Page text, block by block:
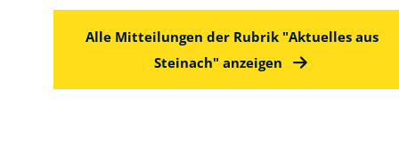
Alle Mitteilungen der Rubrik "Aktuelles aus
Steinach" anzeigen